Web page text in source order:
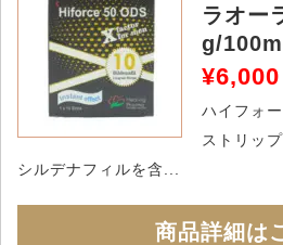
ラオー
g/
¥6,000
ハイフォ
ストリッ
シルデナフィルを含...
商品詳細は